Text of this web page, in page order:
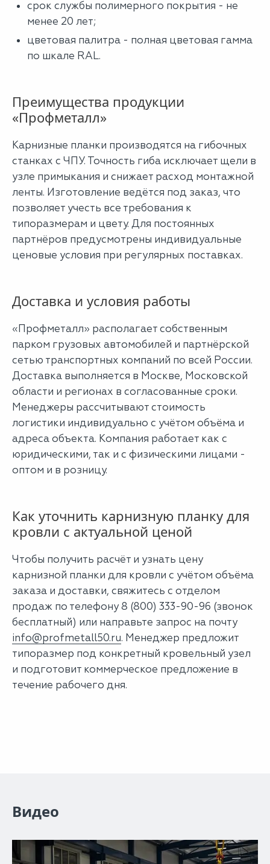
срок службы полимерного покрытия - не
менее 20 лет;
цветовая палитра - полная цветовая гамма
по шкале RAL.
Преимущества продукции
«Профметалл»
Карнизные планки производятся на гибочных
станках с ЧПУ. Точность гиба исключает щели в
узле примыкания и снижает расход монтажной
ленты. Изготовление ведётся под заказ, что
позволяет учесть все требования к
типоразмерам и цвету. Для постоянных
партнёров предусмотрены индивидуальные
ценовые условия при регулярных поставках.
Доставка и условия работы
«Профметалл» располагает собственным
парком грузовых автомобилей и партнёрской
сетью транспортных компаний по всей России.
Доставка выполняется в Москве, Московской
области и регионах в согласованные сроки.
Менеджеры рассчитывают стоимость
логистики индивидуально с учётом объёма и
адреса объекта. Компания работает как с
юридическими, так и с физическими лицами -
оптом и в розницу.
Как уточнить карнизную планку для
кровли с актуальной ценой
Чтобы получить расчёт и узнать цену
карнизной планки для кровли с учётом объёма
заказа и доставки, свяжитесь с отделом
продаж по телефону 8 (800) 333-90-96 (звонок
бесплатный) или направьте запрос на почту
info@profmetall50.ru. Менеджер предложит
типоразмер под конкретный кровельный узел
и подготовит коммерческое предложение в
течение рабочего дня.
Видео